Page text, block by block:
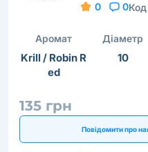
0 0Код
Аромат
Krill / Robin R
ed
Діаметр
10
135 грн
Повідомити про